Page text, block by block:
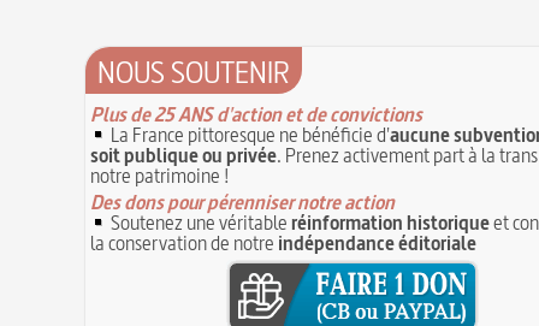
NOUS SOUTENIR
Plus de 25 ANS d'action et de convictions
La France pittoresque ne bénéficie d'aucune
soit publique ou privée. Prenez activement part à la
notre patrimoine !
Des dons pour pérenniser notre action
Soutenez une véritableréinformation historiqueet
la conservation de notre indépendance éditoriale